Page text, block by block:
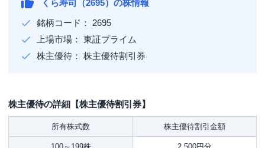
くら寿司（2695）の株情報
銘柄コード： 2695
上場市場： 東証プライム
株主優待： 株主優待割引券
株主優待の詳細【株主優待割引券】
所有株式数 株主優待割引金額